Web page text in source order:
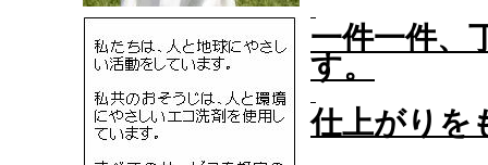
一件一件、
す。
仕上がりを